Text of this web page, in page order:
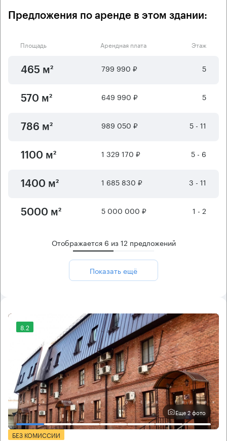
Предложения по аренде в этом здании:
Площадь Арендная плата Этаж
465 м² 799 990 ₽ 5
570 м² 649 990 ₽ 5
786 м² 989 050 ₽ 5 - 11
1100 м² 1 329 170 ₽ 5 - 6
1400 м² 1 685 830 ₽ 3 - 11
5000 м² 5 000 000 ₽ 1 - 2
Отображается 6 из12 предложений
Показать ещё
8.2
Еще 2 фото
БЕЗ КОМИССИИ